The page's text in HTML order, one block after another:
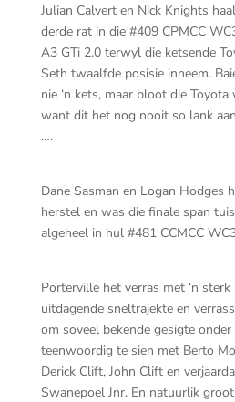
Julian Calvert en Nick Knights
derde rat in die #409 CPMCC
A3 GTi 2.0 terwyl die ketsende
Seth twaalfde posisie inneem.
nie ‘n kets, maar bloot die
want dit het nog nooit so lank
….
Dane Sasman en Logan Hodges
herstel en was die finale span
algeheel in hul #481 CCMCC
Porterville het verras met ‘n
uitdagende sneltrajekte en
om soveel bekende gesigte
teenwoordig te sien met Berto
Derick Clift, John Clift en
Swanepoel Jnr. En natuurlik